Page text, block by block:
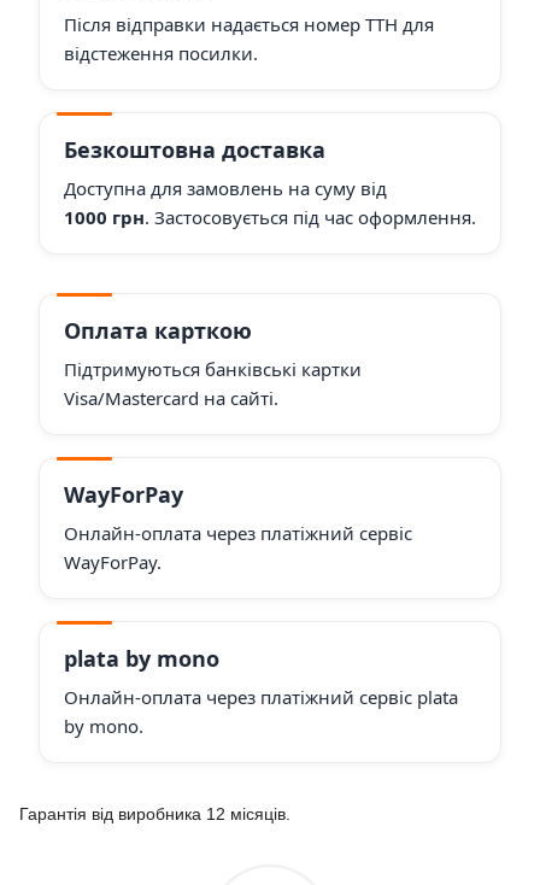
Після відправки надається номер ТТН для
відстеження посилки.
Безкоштовна доставка
Доступна для замовлень на суму від
1000 грн. Застосовується під час оформлення.
Оплата карткою
Підтримуються банківські картки
Visa/Mastercard на сайті.
WayForPay
Онлайн-оплата через платіжний сервіс
WayForPay.
plata by mono
Онлайн-оплата через платіжний сервіс plata
by mono.
Гарантія від виробника 12 місяців.